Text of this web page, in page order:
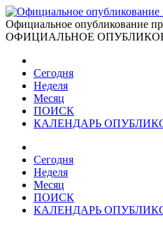
Официальное опубликование
ОФИЦИАЛЬНОЕ
Сегодня
Неделя
Месяц
ПОИСК
КАЛЕНДАРЬ
Сегодня
Неделя
Месяц
ПОИСК
КАЛЕНДАРЬ